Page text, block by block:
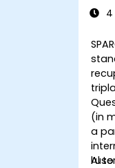
4
(in
a
Al